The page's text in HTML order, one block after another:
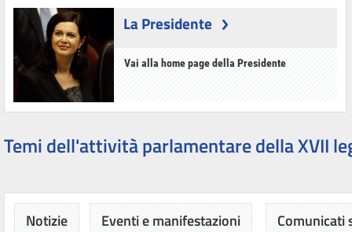
La Presidente
Vai alla home page della Presidente
Temi dell'attività parlamentare della XVII
Notizie Eventi e manifestazioni Comunicati